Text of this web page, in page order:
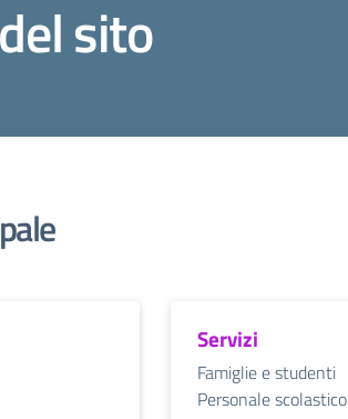
sito
Servizi
Famiglie e studenti
Personale scolastico